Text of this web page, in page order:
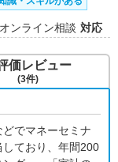
オンライン相談 対応
でマネーセミナ
ており、年間200
価レビュー
(3件)